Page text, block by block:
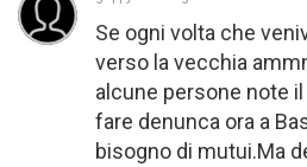
Se ogni volta che
verso la vecchia
alcune persone note
fare denunca ora a
bisogno di mutui.Ma